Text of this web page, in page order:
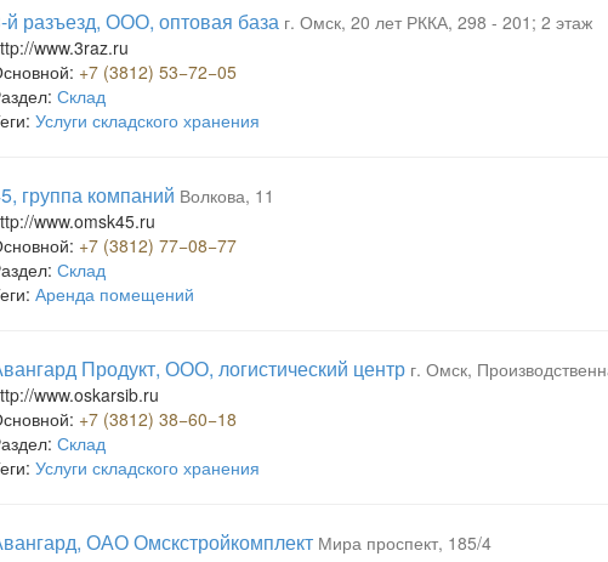
й разъезд, ООО, оптовая база г. Омск, 20 лет РККА, 298 - 201; 2 этаж
www.3raz.ru
+7 (3812) 53−72−05
Склад
Услуги складского хранения
группа компаний Волкова, 11
www.omsk45.ru
+7 (3812) 77−08−77
Склад
Аренда помещений
Продукт, ООО, логистический центр г. Омск,
www.oskarsib.ru
+7 (3812) 38−60−18
Склад
Услуги складского хранения
ОАО Омскстройкомплект Мира проспект, 185/4